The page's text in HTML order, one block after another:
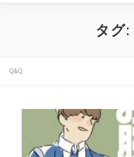
ッ
事業紹介
時計コラム
タグ:
Q&Q